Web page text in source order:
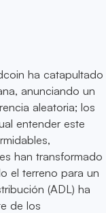
ha catapultado
anunciando un
aleatoria; los
entender este
han transformado
el terreno para un
(ADL) ha
de los